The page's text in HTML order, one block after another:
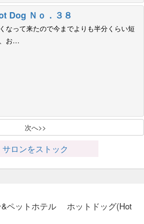
Dog Ｎｏ．３８
なって来たので今までよりも半分くらい短
お…
次へ>>
サロンをストック
&ペットホテル ホットドッグ(Hot